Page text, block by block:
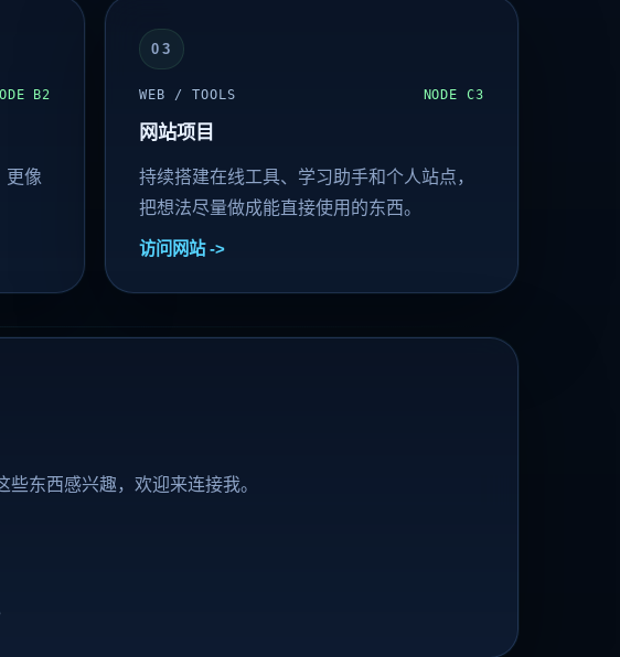
B2
更像
03
WEB / TOOLS NODE C3
网站项目
持续搭建在线工具、学习助手和个人站点，
把想法尽量做成能直接使用的东西。
访问网站
东西感兴趣，欢迎来连接我。